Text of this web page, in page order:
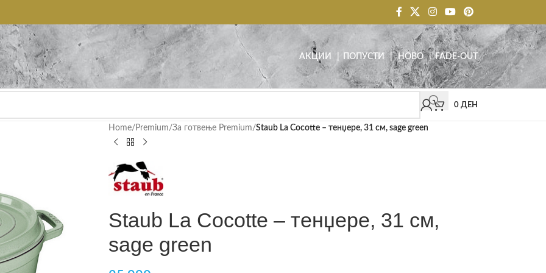
АКЦИИ | ПОПУСТИ |НОВО|FADE-OUT
0 ДЕН
Home/ Premium/За готвење Premium/Staub La Cocotte – тенџере, 31 см, sage green
Staub La Cocotte – тенџере, 31 см,
sage green